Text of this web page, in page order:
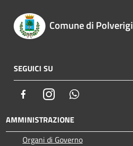
Comune di Polverigi
SEGUICI SU
FacebookInstagram
AMMINISTRAZIONE
Organi di Governo